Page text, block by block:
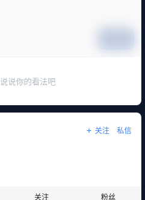
说你的看法吧
关注 私信
关注 粉丝